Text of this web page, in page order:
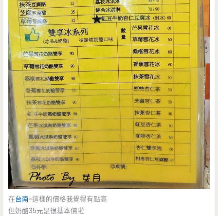
在台南~這樣的價格我覺得有點高
但奶酪35元是很基本價啦